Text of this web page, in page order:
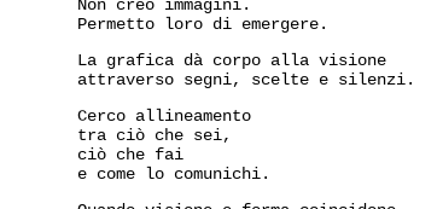
Non creo immagini.
Permetto loro di emergere.
La grafica dà corpo alla visione
attraverso segni, scelte e silenzi.
Cerco allineamento
tra ciò che sei,
ciò che fai
e come lo comunichi.